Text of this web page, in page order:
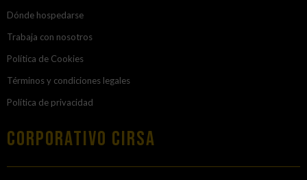
Dónde hospedarse
Trabaja con nosotros
Política de Cookies
Términos y condiciones legales
Política de privacidad
Corporativo Cirsa